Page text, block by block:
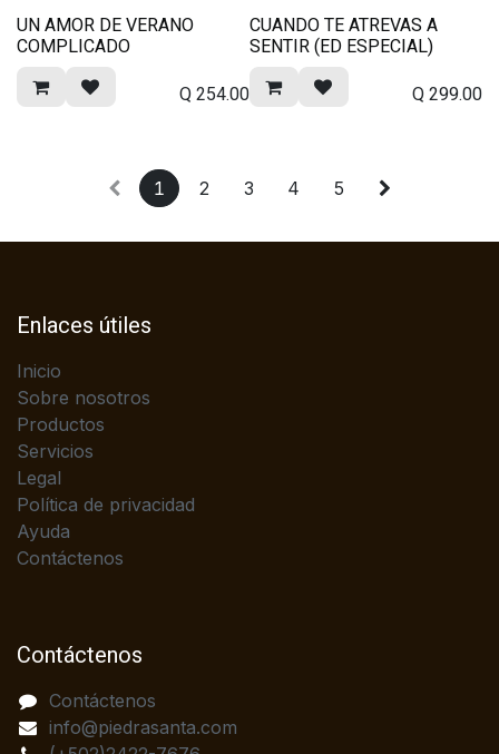
UN AMOR DE VERANO
COMPLICADO
Q254.00
CUANDO TE ATREVAS A
SENTIR (ED ESPECIAL)
Q299.00
1 2 3 4 5
Enlaces útiles
Inicio
Sobre nosotros
Productos
Servicios
Legal
Política de privacidad
Ayuda
Contáctenos
Contáctenos
Contáctenos
info@piedrasanta.com